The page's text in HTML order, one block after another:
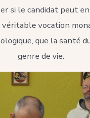
si le candidat peut
vocation
que la santé
genre de vie.